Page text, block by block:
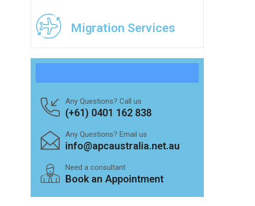
Migration Services
Any Questions? Call us
(+61) 0401 162 838
Any Questions? Email us
info@apcaustralia.net.au
Need a consultant
Book an Appointment